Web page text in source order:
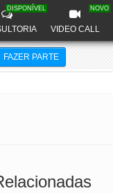
DISPONÍVEL
VIDEO CALL
NOVO
FAZER PARTE